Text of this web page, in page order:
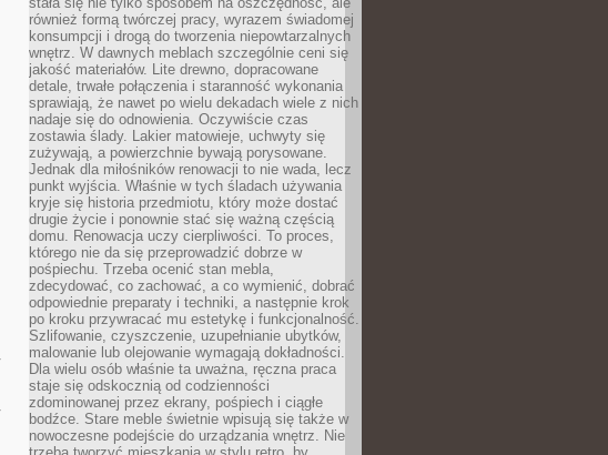
również formą twórczej pracy, wyrazem świadomej
konsumpcji i drogą do tworzenia niepowtarzalnych
wnętrz. W dawnych meblach szczególnie ceni się
jakość materiałów. Lite drewno, dopracowane
detale, trwałe połączenia i staranność wykonania
sprawiają, że nawet po wielu dekadach wiele z nich
nadaje się do odnowienia. Oczywiście czas
zostawia ślady. Lakier matowieje, uchwyty się
zużywają, a powierzchnie bywają porysowane.
Jednak dla miłośników renowacji to nie wada, lecz
punkt wyjścia. Właśnie w tych śladach używania
kryje się historia przedmiotu, który może dostać
drugie życie i ponownie stać się ważną częścią
domu. Renowacja uczy cierpliwości. To proces,
którego nie da się przeprowadzić dobrze w
pośpiechu. Trzeba ocenić stan mebla,
zdecydować, co zachować, a co wymienić, dobrać
odpowiednie preparaty i techniki, a następnie krok
po kroku przywracać mu estetykę i funkcjonalność.
Szlifowanie, czyszczenie, uzupełnianie ubytków,
malowanie lub olejowanie wymagają dokładności.
Dla wielu osób właśnie ta uważna, ręczna praca
staje się odskocznią od codzienności
zdominowanej przez ekrany, pośpiech i ciągłe
bodźce. Stare meble świetnie wpisują się także w
nowoczesne podejście do urządzania wnętrz. Nie